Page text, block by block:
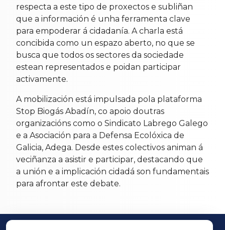
respecta a este tipo de proxectos e subliñan
que a información é unha ferramenta clave
para empoderar á cidadanía. A charla está
concibida como un espazo aberto, no que se
busca que todos os sectores da sociedade
estean representados e poidan participar
activamente.
A mobilización está impulsada pola plataforma
Stop Biogás Abadín, co apoio doutras
organizacións como o Sindicato Labrego Galego
e a Asociación para a Defensa Ecolóxica de
Galicia, Adega. Desde estes colectivos animan á
veciñanza a asistir e participar, destacando que
a unión e a implicación cidadá son fundamentais
para afrontar este debate.